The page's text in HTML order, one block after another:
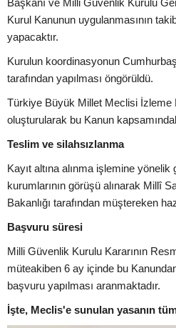
Başkanı ve Milli Güvenlik Kurulu
Kurul Kanunun uygulanmasının
yapacaktır.
Kurulun koordinasyonun
tarafından yapılması öngörüldü.
Türkiye Büyük Millet Meclisi İzleme
oluşturularak bu Kanun
Teslim ve silahsızlanma
Kayıt altına alınma işlemine
kurumlarının görüşü alınarak Millî
Bakanlığı tarafından müştereken
Başvuru süresi
Milli Güvenlik Kurulu Kararının
müteakiben 6 ay içinde bu
başvuru yapılması aranmaktadır.
İşte, Meclis'e sunulan yasanın